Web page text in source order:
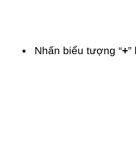
Nhấn biểu tượng “+